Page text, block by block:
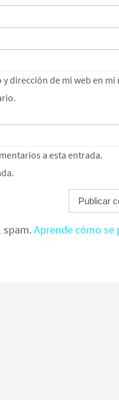
dirección de mi web en mi
a esta entrada.
spam.Aprende cómo